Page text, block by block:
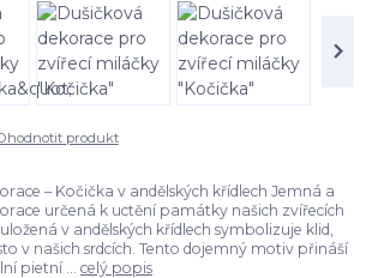
produkt
– Kočička v andělských křídlech Jemná a
určená k uctění památky našich zvířecích
v andělských křídlech symbolizuje klid,
v našich srdcích. Tento dojemný motiv přináší
pietní ... celý popis